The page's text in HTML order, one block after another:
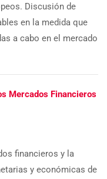
Discusión de
en la medida que
a cabo en el mercado
Mercados Financieros
financieros y la
y económicas de